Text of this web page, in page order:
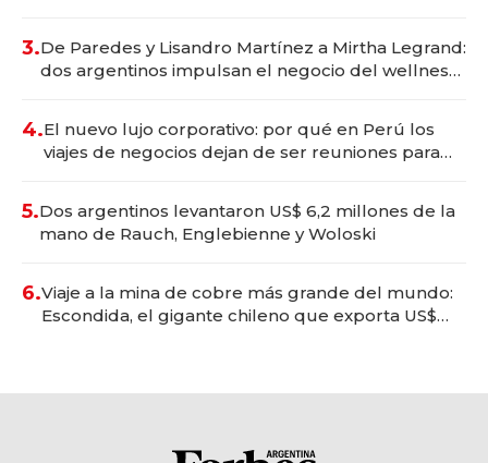
3.De Paredes y Lisandro Martínez a Mirtha Legrand:
dos argentinos impulsan el negocio del wellness
4.El nuevo lujo corporativo: por qué en Perú los
viajes de negocios dejan de ser reuniones para
5.Dos argentinos levantaron US$ 6,2 millones de la
mano de Rauch, Englebienne y Woloski
6.Viaje a la mina de cobre más grande del mundo:
Escondida, el gigante chileno que exporta US$